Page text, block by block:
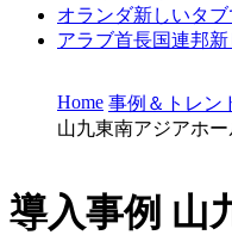
オランダ新しいタブ
アラブ首長国連邦新
Home 事例＆トレン
山九東南アジアホ
導入事例 山